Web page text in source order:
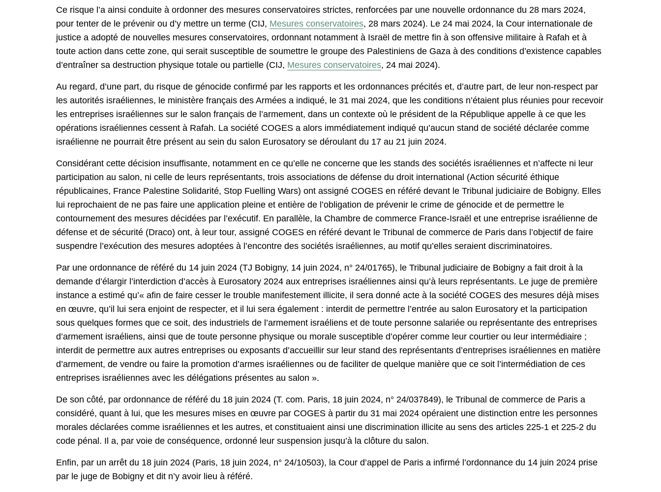
Ce risque l’a ainsi conduite à ordonner des mesures conservatoires strictes, renforcées par une nouvelle ordonnance du 28 mars 2024,
pour tenter de le prévenir ou d’y mettre un terme (CIJ, Mesures conservatoires, 28 mars 2024). Le 24 mai 2024, la Cour internationale de
justice a adopté de nouvelles mesures conservatoires, ordonnant notamment à Israël de mettre fin à son offensive militaire à Rafah et à
toute action dans cette zone, qui serait susceptible de soumettre le groupe des Palestiniens de Gaza à des conditions d’existence capables
d’entraîner sa destruction physique totale ou partielle (CIJ, Mesures conservatoires, 24 mai 2024).
Au regard, d’une part, du risque de génocide confirmé par les rapports et les ordonnances précités et, d’autre part, de leur non-respect par
les autorités israéliennes, le ministère français des Armées a indiqué, le 31 mai 2024, que les conditions n’étaient plus réunies pour recevoir
les entreprises israéliennes sur le salon français de l’armement, dans un contexte où le président de la République appelle à ce que les
opérations israéliennes cessent à Rafah. La société COGES a alors immédiatement indiqué qu’aucun stand de société déclarée comme
israélienne ne pourrait être présent au sein du salon Eurosatory se déroulant du 17 au 21 juin 2024.
Considérant cette décision insuffisante, notamment en ce qu’elle ne concerne que les stands des sociétés israéliennes et n’affecte ni leur
participation au salon, ni celle de leurs représentants, trois associations de défense du droit international (Action sécurité éthique
républicaines, France Palestine Solidarité, Stop Fuelling Wars) ont assigné COGES en référé devant le Tribunal judiciaire de Bobigny. Elles
lui reprochaient de ne pas faire une application pleine et entière de l’obligation de prévenir le crime de génocide et de permettre le
contournement des mesures décidées par l’exécutif. En parallèle, la Chambre de commerce France-Israël et une entreprise israélienne de
défense et de sécurité (Draco) ont, à leur tour, assigné COGES en référé devant le Tribunal de commerce de Paris dans l’objectif de faire
suspendre l’exécution des mesures adoptées à l’encontre des sociétés israéliennes, au motif qu’elles seraient discriminatoires.
Par une ordonnance de référé du 14 juin 2024 (TJ Bobigny, 14 juin 2024, n° 24/01765), le Tribunal judiciaire de Bobigny a fait droit à la
demande d’élargir l’interdiction d’accès à Eurosatory 2024 aux entreprises israéliennes ainsi qu’à leurs représentants. Le juge de première
instance a estimé qu’« afin de faire cesser le trouble manifestement illicite, il sera donné acte à la société COGES des mesures déjà mises
en œuvre, qu’il lui sera enjoint de respecter, et il lui sera également : interdit de permettre l’entrée au salon Eurosatory et la participation
sous quelques formes que ce soit, des industriels de l’armement israéliens et de toute personne salariée ou représentante des entreprises
d’armement israéliens, ainsi que de toute personne physique ou morale susceptible d’opérer comme leur courtier ou leur intermédiaire ;
interdit de permettre aux autres entreprises ou exposants d’accueillir sur leur stand des représentants d’entreprises israéliennes en matière
d’armement, de vendre ou faire la promotion d’armes israéliennes ou de faciliter de quelque manière que ce soit l’intermédiation de ces
entreprises israéliennes avec les délégations présentes au salon ».
De son côté, par ordonnance de référé du 18 juin 2024 (T. com. Paris, 18 juin 2024, n° 24/037849), le Tribunal de commerce de Paris a
considéré, quant à lui, que les mesures mises en œuvre par COGES à partir du 31 mai 2024 opéraient une distinction entre les personnes
morales déclarées comme israéliennes et les autres, et constituaient ainsi une discrimination illicite au sens des articles 225-1 et 225-2 du
code pénal. Il a, par voie de conséquence, ordonné leur suspension jusqu’à la clôture du salon.
Enfin, par un arrêt du 18 juin 2024 (Paris, 18 juin 2024, n° 24/10503), la Cour d’appel de Paris a infirmé l’ordonnance du 14 juin 2024 prise
par le juge de Bobigny et dit n’y avoir lieu à référé.